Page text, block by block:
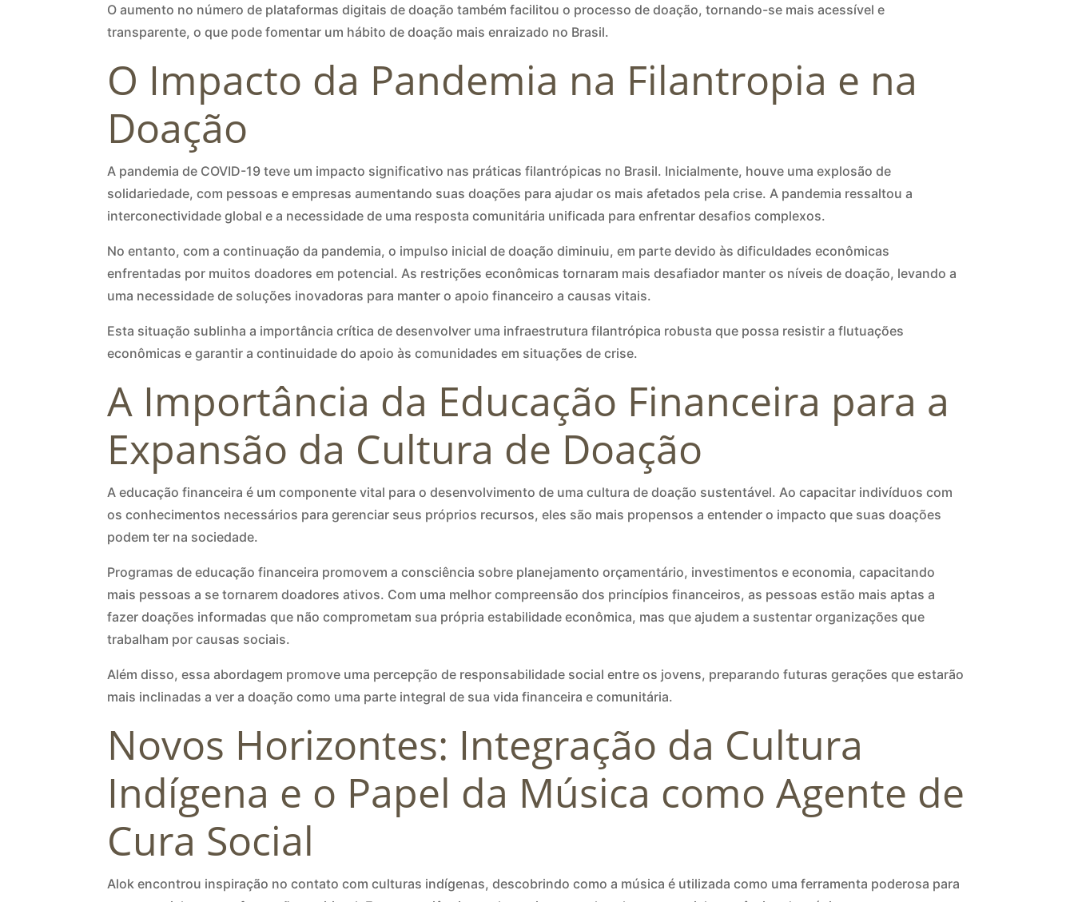
O aumento no número de plataformas digitais de doação também facilitou o processo de doação, tornando-se mais acessível e
transparente, o que pode fomentar um hábito de doação mais enraizado no Brasil.
O Impacto da Pandemia na Filantropia e na
Doação
A pandemia de COVID-19 teve um impacto significativo nas práticas filantrópicas no Brasil. Inicialmente, houve uma explosão de
solidariedade, com pessoas e empresas aumentando suas doações para ajudar os mais afetados pela crise. A pandemia ressaltou a
interconectividade global e a necessidade de uma resposta comunitária unificada para enfrentar desafios complexos.
No entanto, com a continuação da pandemia, o impulso inicial de doação diminuiu, em parte devido às dificuldades econômicas
enfrentadas por muitos doadores em potencial. As restrições econômicas tornaram mais desafiador manter os níveis de doação, levando a
uma necessidade de soluções inovadoras para manter o apoio financeiro a causas vitais.
Esta situação sublinha a importância crítica de desenvolver uma infraestrutura filantrópica robusta que possa resistir a flutuações
econômicas e garantir a continuidade do apoio às comunidades em situações de crise.
A Importância da Educação Financeira para a
Expansão da Cultura de Doação
A educação financeira é um componente vital para o desenvolvimento de uma cultura de doação sustentável. Ao capacitar indivíduos com
os conhecimentos necessários para gerenciar seus próprios recursos, eles são mais propensos a entender o impacto que suas doações
podem ter na sociedade.
Programas de educação financeira promovem a consciência sobre planejamento orçamentário, investimentos e economia, capacitando
mais pessoas a se tornarem doadores ativos. Com uma melhor compreensão dos princípios financeiros, as pessoas estão mais aptas a
fazer doações informadas que não comprometam sua própria estabilidade econômica, mas que ajudem a sustentar organizações que
trabalham por causas sociais.
Além disso, essa abordagem promove uma percepção de responsabilidade social entre os jovens, preparando futuras gerações que estarão
mais inclinadas a ver a doação como uma parte integral de sua vida financeira e comunitária.
Novos Horizontes: Integração da Cultura
Indígena e o Papel da Música como Agente de
Cura Social
Alok encontrou inspiração no contato com culturas indígenas, descobrindo como a música é utilizada como uma ferramenta poderosa para